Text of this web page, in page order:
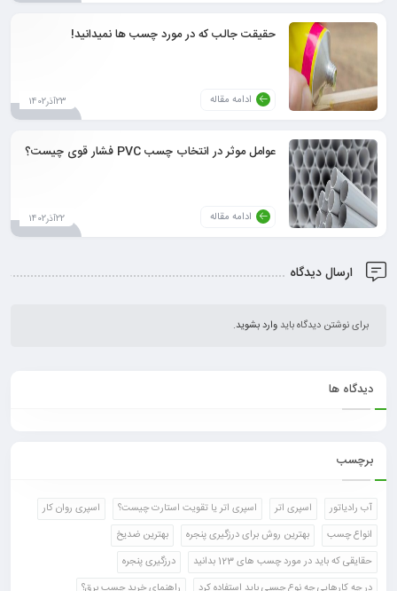
حقیقت جالب که در مورد چسب ها نمیدانید!
ادامه مقاله 23آذر1402
عوامل موثر در انتخاب چسب PVC فشار قوی چیست؟
ادامه مقاله 22آذر1402
ارسال دیدگاه
برای نوشتن دیدگاه باید وارد بشوید.
دیدگاه ها
برچسب
آب رادیاتور اسپری اتر اسپری اتر یا تقویت استارت چیست؟
اسپری روان کار
انواع چسب
بهترین روش برای درزگیری پنجره
بهترین ضدیخ
حقایقی که باید در مورد چسب های 123 بدانید
درزگیری پنجره